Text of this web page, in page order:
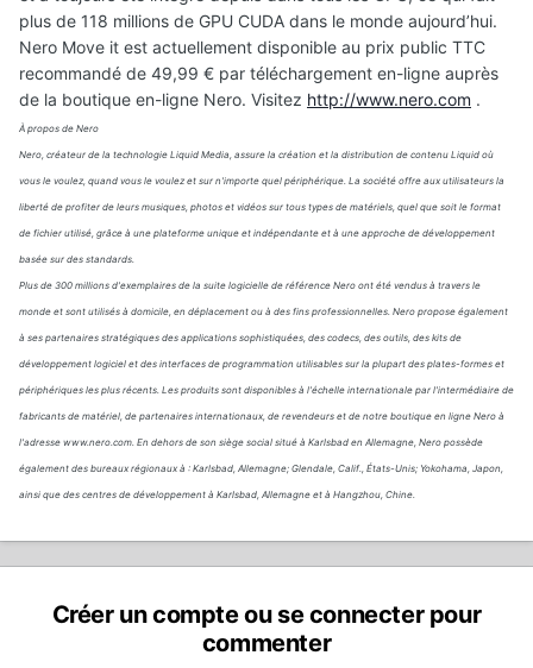
plus de 118 millions de GPU CUDA dans le monde aujourd’hui.
Nero Move it est actuellement disponible au prix public TTC
recommandé de 49,99 € par téléchargement en-ligne auprès
de la boutique en-ligne Nero. Visitez http://www.nero.com .
À propos de Nero
Nero, créateur de la technologie Liquid Media, assure la création et la distribution de contenu Liquid où
vous le voulez, quand vous le voulez et sur n'importe quel périphérique. La société offre aux utilisateurs la
liberté de profiter de leurs musiques, photos et vidéos sur tous types de matériels, quel que soit le format
de fichier utilisé, grâce à une plateforme unique et indépendante et à une approche de développement
basée sur des standards.
Plus de 300 millions d'exemplaires de la suite logicielle de référence Nero ont été vendus à travers le
monde et sont utilisés à domicile, en déplacement ou à des fins professionnelles. Nero propose également
à ses partenaires stratégiques des applications sophistiquées, des codecs, des outils, des kits de
développement logiciel et des interfaces de programmation utilisables sur la plupart des plates-formes et
périphériques les plus récents. Les produits sont disponibles à l'échelle internationale par l'intermédiaire de
fabricants de matériel, de partenaires internationaux, de revendeurs et de notre boutique en ligne Nero à
l'adresse www.nero.com. En dehors de son siège social situé à Karlsbad en Allemagne, Nero possède
également des bureaux régionaux à : Karlsbad, Allemagne; Glendale, Calif., États-Unis; Yokohama, Japon,
ainsi que des centres de développement à Karlsbad, Allemagne et à Hangzhou, Chine.
Créer un compte ou se connecter pour
commenter